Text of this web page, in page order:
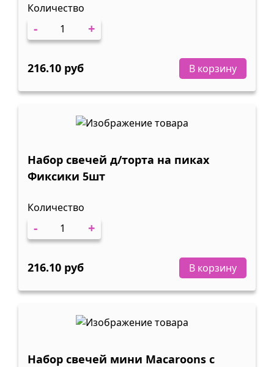
Количество
- +
216.10 руб В корзину
Набор свечей д/торта на пиках
Фиксики 5шт
Количество
- +
216.10 руб В корзину
Набор свечей мини Macaroons c